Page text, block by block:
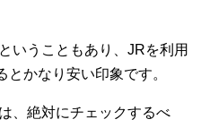
いうこともあり、JRを利用
かなり安い印象です。
、絶対にチェックするべ